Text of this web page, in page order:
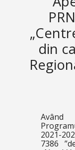
din
2021-
7386